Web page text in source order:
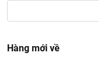
Hàng mới về